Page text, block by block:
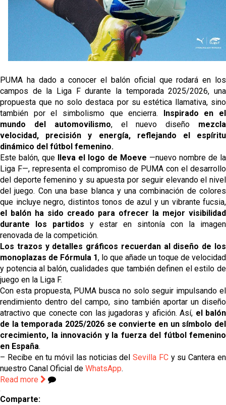
El Sevilla Juvenil A última detalles en Canarias para
su debut en la Cantalejo Province Cup
La cita ante el Espanyol a domicilio ya tiene horario
grandes ligas
Juanlu de vuelta a Sevilla para cerrar su fichaje a la
Premier
PUMA ha dado a conocer el balón oficial que rodará en los
campos de la Liga F durante la temporada 2025/2026, una
propuesta que no solo destaca por su estética llamativa, sino
también por el simbolismo que encierra.
Inspirado en el
mundo del automovilismo, el nuevo diseño mezcla
velocidad, precisión y energía, reflejando el espíritu
dinámico del fútbol femenino.
Este balón, que
lleva el logo de Moeve —nuevo nombre de la
Liga F—, representa el compromiso de PUMA con el desarrollo
del deporte femenino y su apuesta por seguir elevando el nivel
del juego. Con una base blanca y una combinación de colores
que incluye negro, distintos tonos de azul y un vibrante fucsia,
el balón ha sido creado para ofrecer la mejor visibilidad
durante los partidos y estar en sintonía con la imagen
renovada de la competición.
Los trazos y detalles gráficos recuerdan al diseño de los
monoplazas de Fórmula 1, lo que añade un toque de velocidad
y potencia al balón, cualidades que también definen el estilo de
juego en la Liga F.
Con esta propuesta, PUMA busca no solo seguir impulsando el
rendimiento dentro del campo, sino también aportar un diseño
atractivo que conecte con las jugadoras y afición. Así, el balón
de la temporada 2025/2026 se convierte en un símbolo del
crecimiento, la innovación y la fuerza del fútbol femenino
en España.
– Recibe en tu móvil las noticias delSevilla FCy su Cantera en
nuestro Canal Oficial de WhatsApp.
Read more
Comparte: